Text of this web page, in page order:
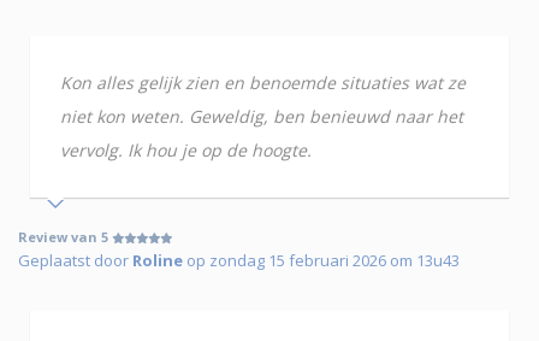
Kon alles gelijk zien en benoemde situaties wat ze
niet kon weten. Geweldig, ben benieuwd naar het
vervolg. Ik hou je op de hoogte.
Review van 5
Geplaatst door Roline op zondag 15 februari 2026 om 13u43